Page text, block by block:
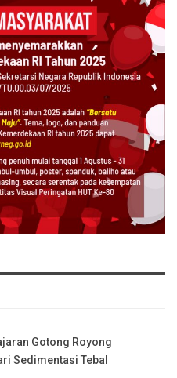
Gotong Royong
Sedimentasi Tebal